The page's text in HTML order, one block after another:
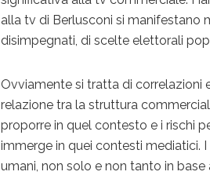
alla tv di Berlusconi si
disimpegnati, di scelte elettorali
Ovviamente si tratta di correlazioni
relazione tra la struttura
proporre in quel contesto e i rischi
immerge in quei contesti mediatici.
umani, non solo e non tanto in